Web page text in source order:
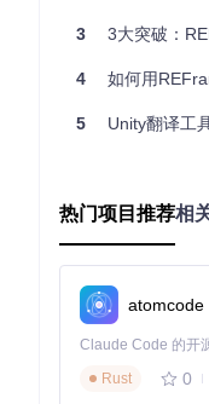
这个命令会自动下
完成即可。
最好重启一次设备
探索插件生态
安装完成后，
der的主界面。
3 3大突破：
4 如何用
5 Unity翻译工
热门项目推荐相
atomcode
Rust
0